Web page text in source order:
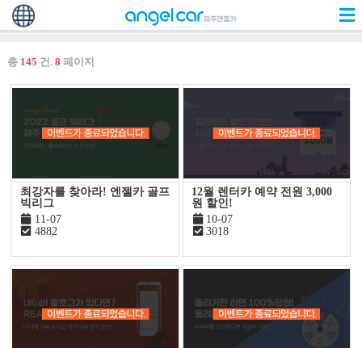
총 145 건. 8 페이지
최강자를 찾아라! 엔젤카 골프
빅리그
11-07
4882
12월 렌터카 예약 전원 3,000
원 할인!
10-07
3018